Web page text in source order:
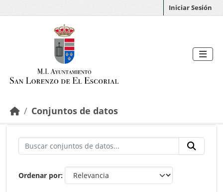
Iniciar Sesión
Conjuntos de datos
Ordenar por